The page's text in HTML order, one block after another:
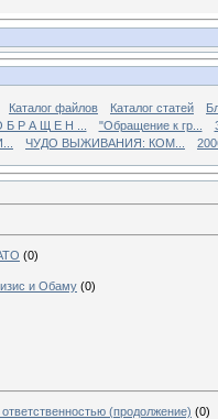
Каталог файлов Каталог статей
Б Р А Щ Е Н ... "Обращение к гр...
ЧУДО ВЫЖИВАНИЯ: КОМ...
(0)
и Обаму (0)
(продолжение) (0)